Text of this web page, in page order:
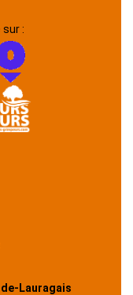
:
Lauragais